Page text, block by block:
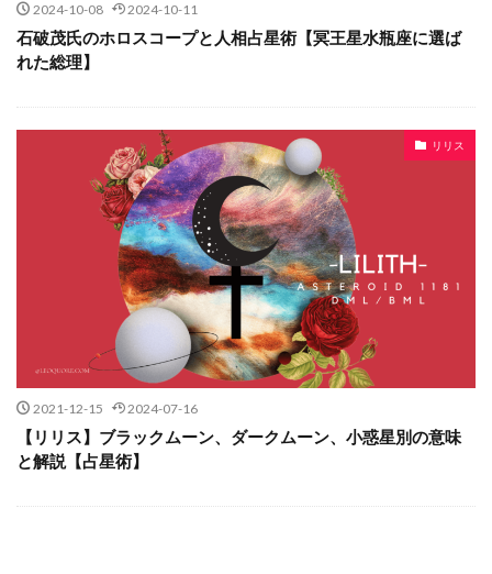
2024-10-08 2024-10-11
石破茂氏のホロスコープと人相占星術【冥王星水瓶座に選ば
れた総理】
リリス
2021-12-15 2024-07-16
【リリス】ブラックムーン、ダークムーン、小惑星別の意味
と解説【占星術】